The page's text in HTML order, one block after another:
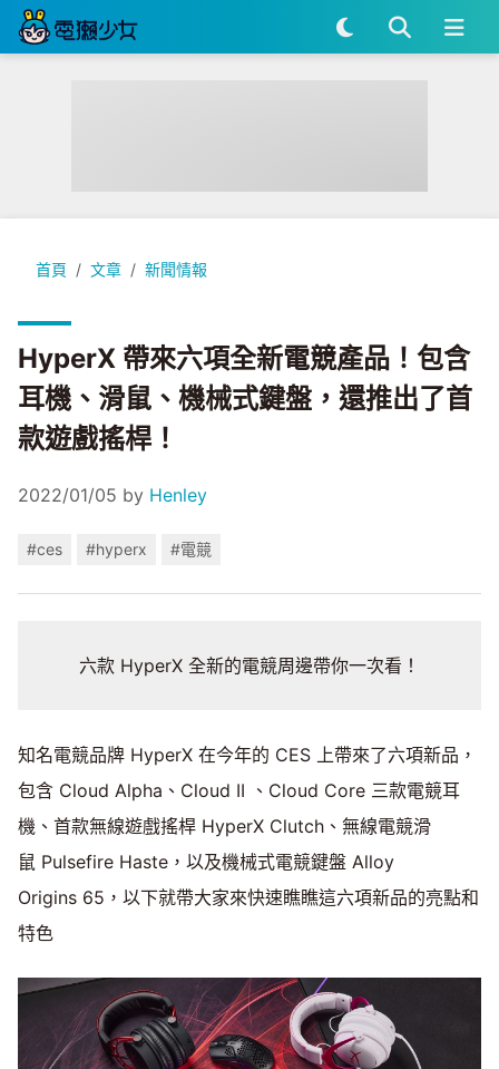
首頁 文章 新聞情報
HyperX 帶來六項全新電競產品！包含耳機、滑鼠、機械式鍵盤
HyperX 帶來六項全新電競產品！包含
耳機、滑鼠、機械式鍵盤，還推出了首
款遊戲搖桿！
2022/01/05 by Henley
#ces #hyperx #電競
六款 HyperX 全新的電競周邊帶你一次看！
知名電競品牌 HyperX 在今年的 CES 上帶來了六項新品，
包含 Cloud Alpha、Cloud II 、Cloud Core 三款電競耳
機、首款無線遊戲搖桿 HyperX Clutch、無線電競滑
鼠 Pulsefire Haste，以及機械式電競鍵盤 Alloy
Origins 65，以下就帶大家來快速瞧瞧這六項新品的亮點和
特色